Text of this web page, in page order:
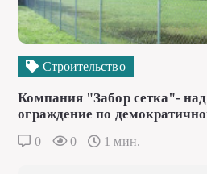
Строительство
Компания "Забор сетка"-
ограждение по
0 0 1 мин.